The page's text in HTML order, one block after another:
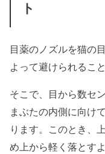
ト
目薬のノズルを猫の
よって避けられるこ
そこで、目から数セ
まぶたの内側に向け
ります。このとき、
め上から軽く落とす